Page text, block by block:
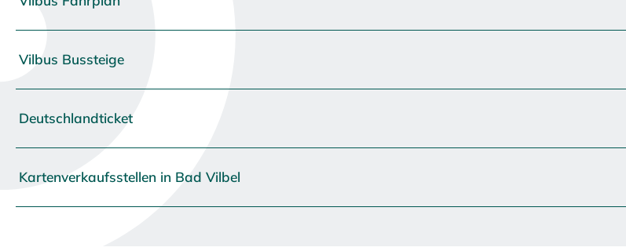
Vilbus Bussteige
Deutschlandticket
Kartenverkaufsstellen in Bad Vilbel